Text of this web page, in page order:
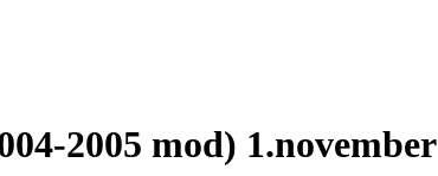
2005 mod) 1.november